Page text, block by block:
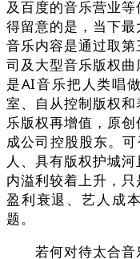
及百度的音乐营业
得留意的是，当下
音乐内容是通过取
司及大型音乐版权
是AI音乐把人类唱
室、自从控制版权
乐版权再增值，原
成公司控股股东。
人、具有版权护城
内溢利较着上升，
盈利衰退、艺人成
题。
若何对待太合音